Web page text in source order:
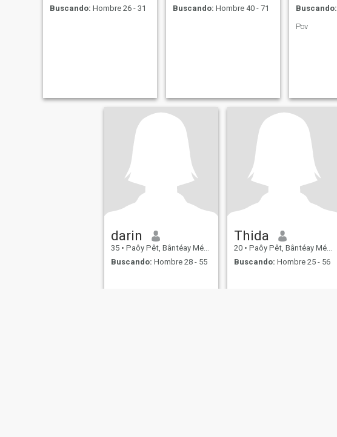
Buscando: Hombre 26 - 31
Buscando: Hombre 40 - 71
Buscando:
Pov
darin
35 • Paôy Pêt, Bântéay Méan Cheăy, Cambolla
Buscando: Hombre 28 - 55
Thida
20 • Paôy Pêt, Bântéay Méan Cheăy, Cambolla
Buscando: Hombre 25 - 56